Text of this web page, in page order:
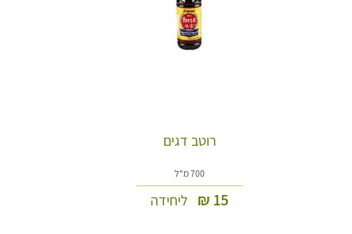
רוטב דגים
700 מ"ל
15
₪ ליחידה